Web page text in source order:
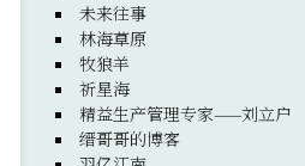
未来往事
林海草原
牧狼羊
祈星海
精益生产管理专家——刘立户
缙哥哥的博客